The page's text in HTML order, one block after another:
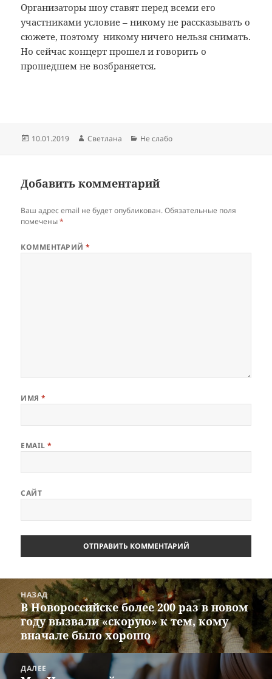
Организаторы шоу ставят перед всеми его
участниками условие – никому не рассказывать о
сюжете, поэтому никому ничего нельзя снимать.
Но сейчас концерт прошел и говорить о
прошедшем не возбраняется.
Опубликовано
10.01.2019 Автор
Светлана Рубрики
Не слабо
Добавить комментарий
Ваш адрес email не будет опубликован. Обязательные поля
помечены*
КОММЕНТАРИЙ*
ИМЯ*
EMAIL*
САЙТ
Навигация
записям
НАЗАД
Предыдущая
запись:
В Новороссийске более 200 раз в новом
году вызвали «скорую» к тем, кому
вначале было хорошо
ДАЛЕЕ